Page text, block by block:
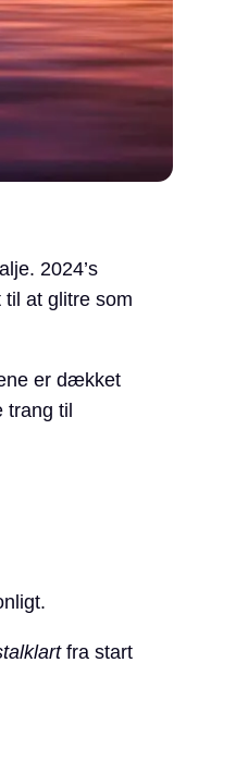
2024’s
at glitre som
er dækket
trang til
fra start